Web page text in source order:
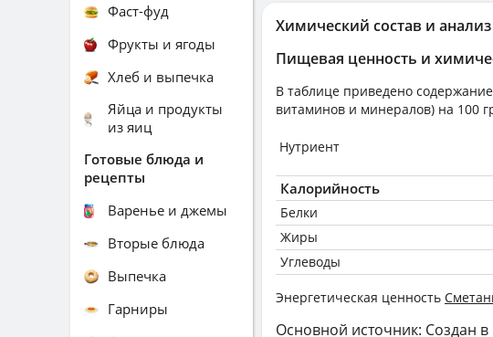
Химический состав и
Пищевая ценность и
В таблице приведено
витаминов и минералов) на 100
Нутриент
Калорийность
Белки
Жиры
Углеводы
Энергетическая ценность
Основной источник: Создан
Фаст-фуд
Фрукты и ягоды
Хлеб и выпечка
Яйца и продукты
из яиц
Готовые блюда и
рецепты
Варенье и джемы
Вторые блюда
Выпечка
Гарниры